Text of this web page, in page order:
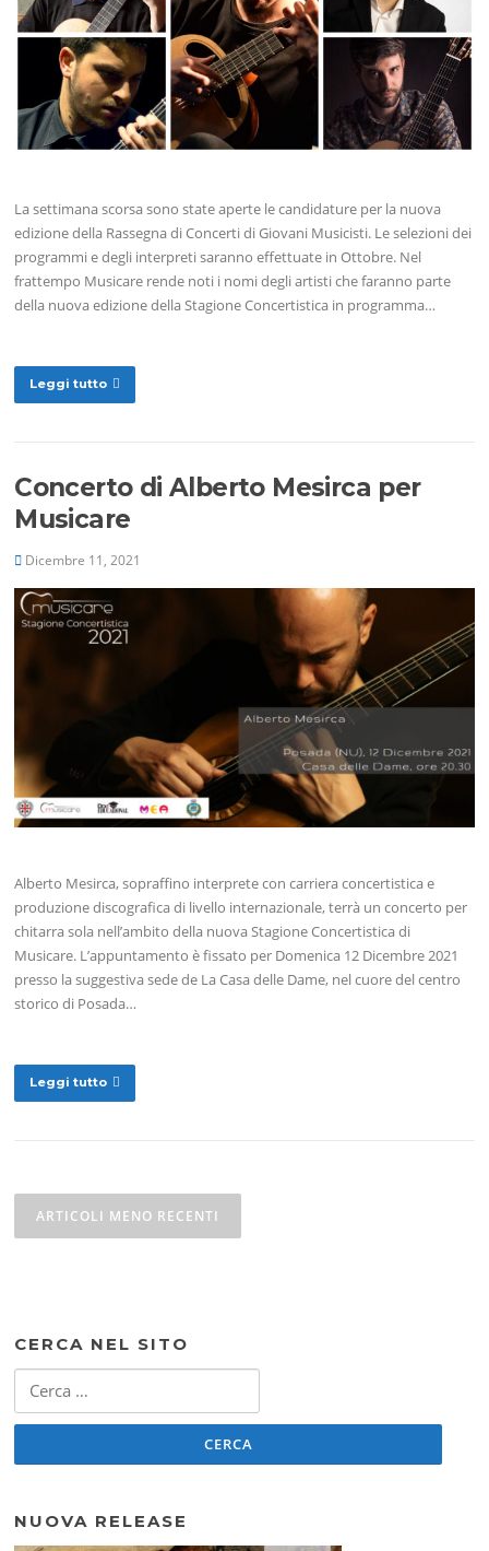
La settimana scorsa sono state aperte le candidature per la nuova
edizione della Rassegna di Concerti di Giovani Musicisti. Le selezioni dei
programmi e degli interpreti saranno effettuate in Ottobre. Nel
frattempo Musicare rende noti i nomi degli artisti che faranno parte
della nuova edizione della Stagione Concertistica in programma…
Leggi tutto
Concerto di Alberto Mesirca per
Musicare
Dicembre 11, 2021
Alberto Mesirca, sopraffino interprete con carriera concertistica e
produzione discografica di livello internazionale, terrà un concerto per
chitarra sola nell’ambito della nuova Stagione Concertistica di
Musicare. L’appuntamento è fissato per Domenica 12 Dicembre 2021
presso la suggestiva sede de La Casa delle Dame, nel cuore del centro
storico di Posada…
Leggi tutto
articoli
ARTICOLI MENO RECENTI
CERCA NEL SITO
per:
NUOVA RELEASE